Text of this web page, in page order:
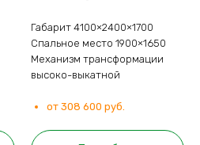
Габарит 4100×2400×1700
Спальное место 1900×1650
Механизм трансформации
высоко-выкатной
от 308 600 руб.